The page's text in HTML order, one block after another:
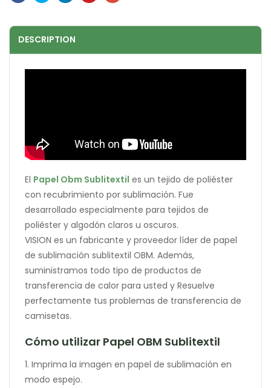
DESCRIPTION
El Papel Obm Sublitextil es un tejido de poliéster
con recubrimiento por sublimación. Fue
desarrollado especialmente para tejidos de
poliéster y algodón claros u oscuros.
VISION es un fabricante y proveedor líder de papel
de sublimación sublitextil OBM. Además,
suministramos todo tipo de productos de
transferencia de calor para usted y Resuelve
perfectamente tus problemas de transferencia de
camisetas.
Cómo utilizar Papel OBM Sublitextil
1. Imprima la imagen en papel de sublimación en
modo espejo.